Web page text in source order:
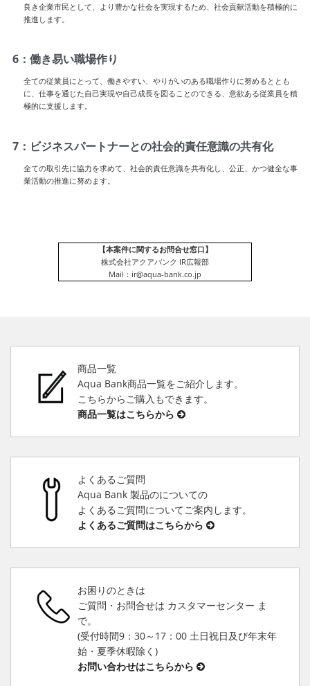
良き企業市民として、より豊かな社会を実現するため、社会貢献活動を積極的に
推進します。
6：働き易い職場作り
全ての従業員にとって、働きやすい、やりがいのある職場作りに努めるととも
に、仕事を通じた自己実現や自己成長を図ることのできる、意欲ある従業員を積
極的に支援します。
7：ビジネスパートナーとの社会的責任意識の共有化
全ての取引先に協力を求めて、社会的責任意識を共有化し、公正、かつ健全な事
業活動の推進に努めます。
【本案件に関するお問合せ窓口】
株式会社アクアバンク IR広報部
Mail：ir@aqua-bank.co.jp
商品一覧
Aqua Bank商品一覧をご紹介します。
こちらからご購入もできます。
商品一覧はこちらから
よくあるご質問
Aqua Bank 製品のについての
よくあるご質問についてご案内します。
よくあるご質問はこちらから
お困りのときは
ご質問・お問合せは カスタマーセンター ま
で。
(受付時間9：30～17：00 土日祝日及び年末年
始・夏季休暇除く)
お問い合わせはこちらから